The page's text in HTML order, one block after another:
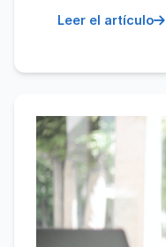
Leer el artículo